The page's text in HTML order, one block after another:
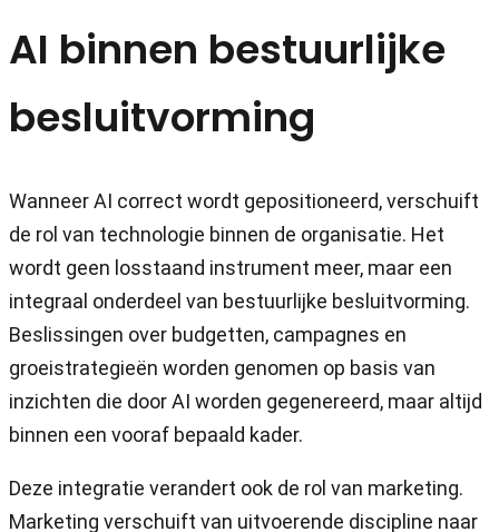
AI binnen bestuurlijke
besluitvorming
Wanneer AI correct wordt gepositioneerd, verschuift
de rol van technologie binnen de organisatie. Het
wordt geen losstaand instrument meer, maar een
integraal onderdeel van bestuurlijke besluitvorming.
Beslissingen over budgetten, campagnes en
groeistrategieën worden genomen op basis van
inzichten die door AI worden gegenereerd, maar altijd
binnen een vooraf bepaald kader.
Deze integratie verandert ook de rol van marketing.
Marketing verschuift van uitvoerende discipline naar